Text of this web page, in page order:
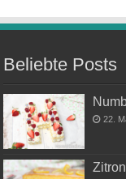
Beliebte Posts
22.